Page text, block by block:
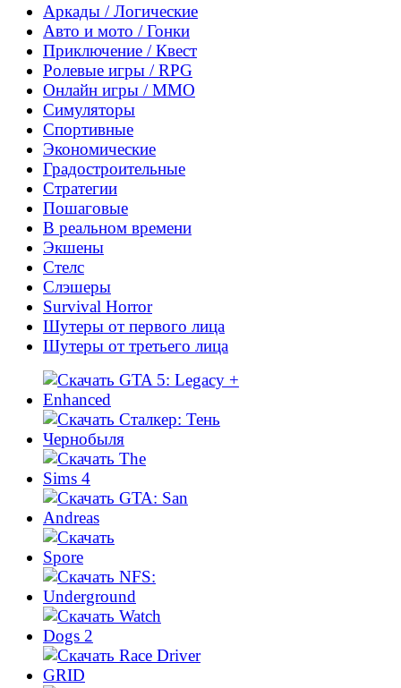
Аркады / Логические
Авто и мото / Гонки
Приключение / Квест
Ролевые игры / RPG
Онлайн игры / MMO
Симуляторы
Спортивные
Экономические
Градостроительные
Стратегии
Пошаговые
В реальном времени
Экшены
Cтелс
Слэшеры
Survival Horror
Шутеры от первого лица
Шутеры от третьего лица